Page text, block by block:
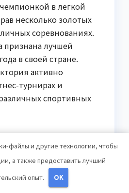
в легкой
несколько золотых
соревнованиях.
признана лучшей
в своей стране.
активно
турнирах и
спортивных
карьера
Райдос началась еще
когда она начала
файлы и другие технологии, чтобы
а также предоставить лучший
опыт.
OK